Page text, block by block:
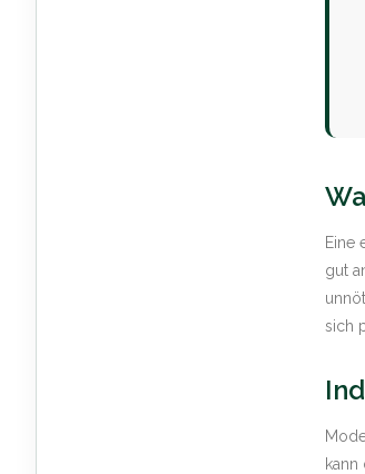
Eine
gut
sich